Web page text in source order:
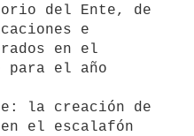
del Ente, de
e
en el
para el año
el escalafón